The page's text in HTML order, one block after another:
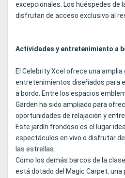
excepcionales. Los huéspedes de
disfrutan de acceso exclusivo al
Actividades y entretenimiento a
El Celebrity Xcel ofrece una
entretenimientos diseñados para
a bordo. Entre los espacios
Garden ha sido ampliado para
oportunidades de relajación y
Este jardín frondoso es el lugar
espectáculos en vivo o disfrutar
las estrellas.
Como los demás barcos de la
está dotado del Magic Carpet,